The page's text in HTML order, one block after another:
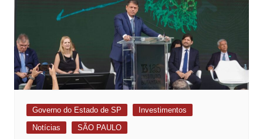
Governo do Estado de SP
Investimentos
Notícias
SÃO PAULO